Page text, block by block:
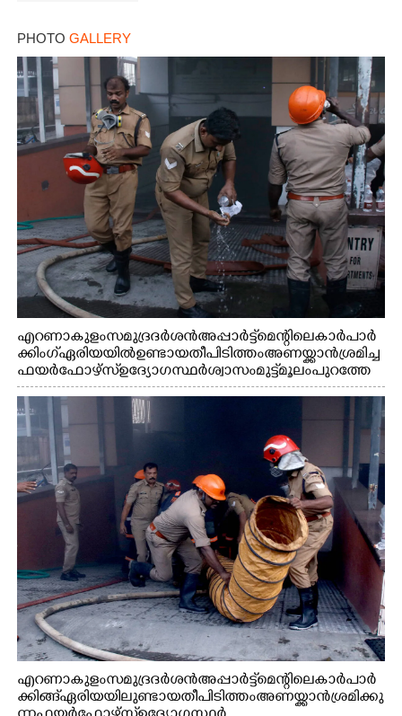
PHOTO GALLERY
എറണാകുളം സമുദ്ര ദർശൻ അപ്പാർട്ട്മെന്റിലെ കാർ പാർ
ക്കിംഗ് ഏരിയയിൽ ഉണ്ടായ തീപിടിത്തം അണയ്ക്കാൻ ശ്രമിച്ച
ഫയർഫോഴ്സ് ഉദ്യോഗസ്ഥർ ശ്വാസം മുട്ട് മൂലം പുറത്തേ
ക്കിറങ്ങി മുഖം കഴുകുന്നു
എറണാകുളം സമുദ്ര ദർശൻ അപ്പാർട്ട്മെന്റിലെ കാർ പാർ
ക്കിങ്ങ് ഏരിയയിലുണ്ടായ തീപിടിത്തം അണയ്ക്കാൻ ശ്രമിക്കു